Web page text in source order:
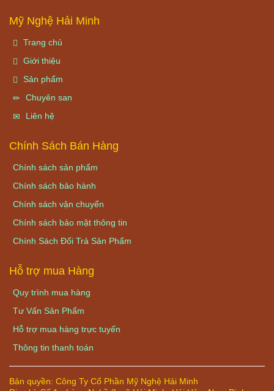
Mỹ Nghệ Hải Minh
Trang chủ
Giới thiệu
Sản phẩm
Chuyên san
Liên hệ
Chính Sách Bán Hàng
Chính sách sản phẩm
Chính sách bảo hành
Chính sách vận chuyển
Chính sách bảo mật thông tin
Chính Sách Đổi Trả Sản Phẩm
Hỗ trợ mua Hàng
Quy trình mua hàng
Tư Vấn Sản Phẩm
Hỗ trợ mua hàng trực tuyến
Thông tin thanh toán
Bản quyền: Công Ty Cổ Phần Mỹ Nghệ Hải Minh